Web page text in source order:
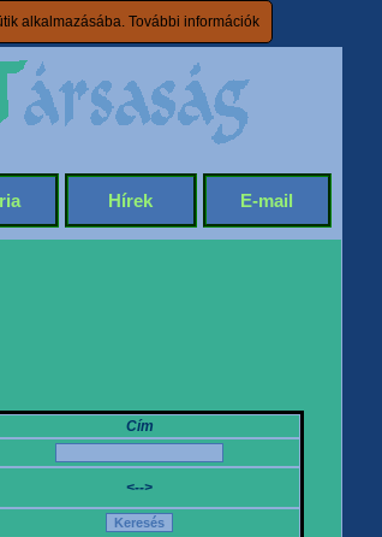
alkalmazásába. További információk
Hírek E-mail
Cím
<-->